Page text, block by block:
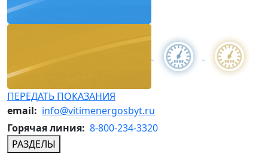
ПЕРЕДАТЬ ПОКАЗАНИЯ
email: info@vitimenergosbyt.ru
Горячая линия: 8-800-234-3320
РАЗДЕЛЫ